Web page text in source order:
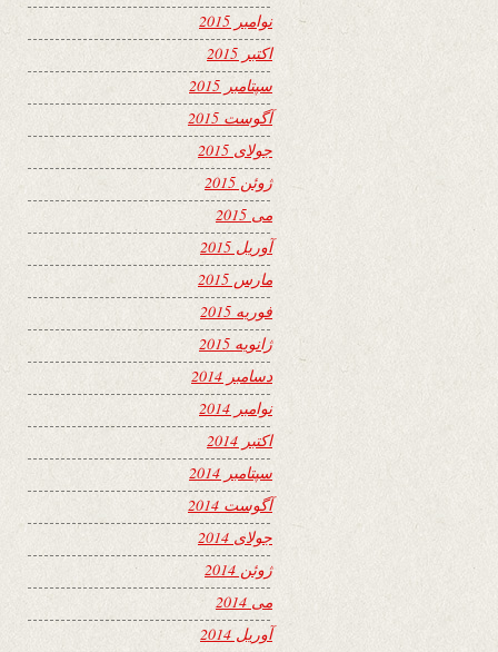
نوامبر 2015
اکتبر 2015
سپتامبر 2015
آگوست 2015
جولای 2015
ژوئن 2015
می 2015
آوریل 2015
مارس 2015
فوریه 2015
ژانویه 2015
دسامبر 2014
نوامبر 2014
اکتبر 2014
سپتامبر 2014
آگوست 2014
جولای 2014
ژوئن 2014
می 2014
آوریل 2014